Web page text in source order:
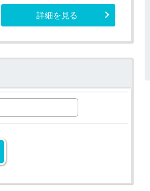
詳細を見る